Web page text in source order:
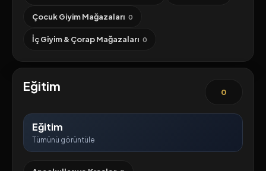
Çocuk Giyim Mağazaları 0
İç Giyim & Çorap Mağazaları 0
Eğitim 0
Eğitim
Tümünü görüntüle